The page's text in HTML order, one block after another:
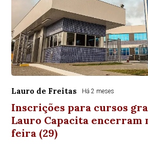
Lauro de Freitas Há 2 meses
Inscrições para cursos
Lauro Capacita encerram
feira (29)